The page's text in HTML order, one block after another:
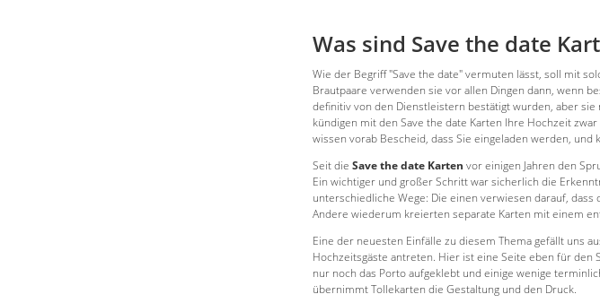
Was sind Save the date
Wie der Begriff "Save the date" vermuten lässt, soll mit
Brautpaare verwenden sie vor allen Dingen dann, wenn
definitiv von den Dienstleistern bestätigt wurden, aber
kündigen mit den Save the date Karten Ihre Hochzeit
wissen vorab Bescheid, dass Sie eingeladen werden, und
Seit die Save the date Karten vor einigen Jahren den
Ein wichtiger und großer Schritt war sicherlich die
unterschiedliche Wege: Die einen verwiesen darauf, dass
Andere wiederum kreierten separate Karten mit einem
Eine der neuesten Einfälle zu diesem Thema gefällt uns
Hochzeitsgäste antreten. Hier ist eine Seite eben für den
nur noch das Porto aufgeklebt und einige wenige
übernimmt Tollekarten die Gestaltung und den Druck.